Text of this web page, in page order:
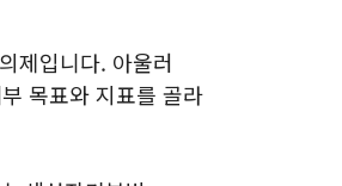
제입니다. 아울러
목표와 지표를 골라